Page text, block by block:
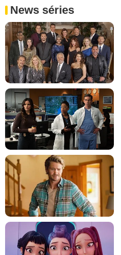
News séries